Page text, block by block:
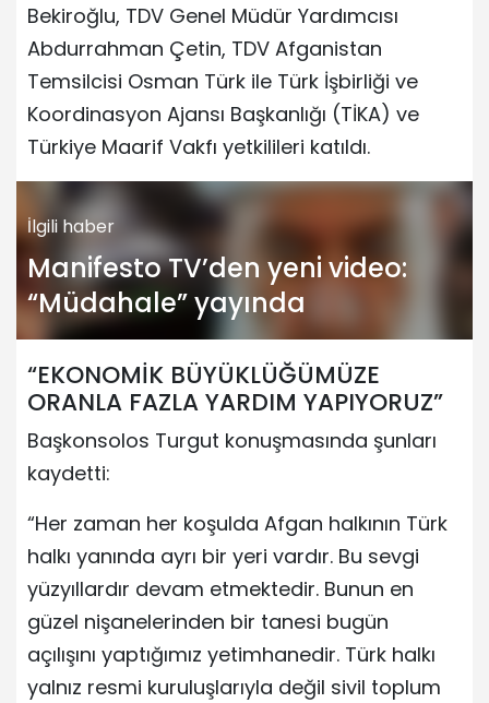
Bekiroğlu, TDV Genel Müdür Yardımcısı
Abdurrahman Çetin, TDV Afganistan
Temsilcisi Osman Türk ile Türk İşbirliği ve
Koordinasyon Ajansı Başkanlığı (TİKA) ve
Türkiye Maarif Vakfı yetkilileri katıldı.
İlgili haber
Manifesto TV’den yeni video:
“Müdahale” yayında
“EKONOMİK BÜYÜKLÜĞÜMÜZE
ORANLA FAZLA YARDIM YAPIYORUZ”
Başkonsolos Turgut konuşmasında şunları
kaydetti:
“Her zaman her koşulda Afgan halkının Türk
halkı yanında ayrı bir yeri vardır. Bu sevgi
yüzyıllardır devam etmektedir. Bunun en
güzel nişanelerinden bir tanesi bugün
açılışını yaptığımız yetimhanedir. Türk halkı
yalnız resmi kuruluşlarıyla değil sivil toplum